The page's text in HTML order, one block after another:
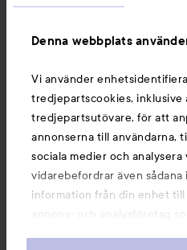
Denna webbplats
Vi använder
tredjepartscookies, inklusive
tredjepartsutövare, för att
annonserna till användarna,
sociala medier och analysera
vidarebefordrar även
information från din enhet till
annons- och analysföretag
Kundservice
Information
Du kanske också gillar